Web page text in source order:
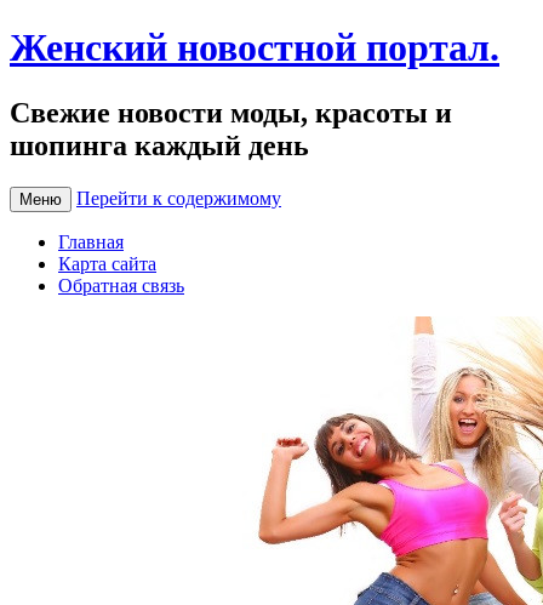
Женский новостной портал.
Свежие новости моды, красоты и
шопинга каждый день
Меню Перейти к содержимому
Главная
Карта сайта
Обратная связь